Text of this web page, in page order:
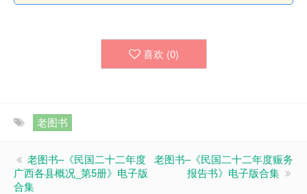
喜欢 (0)
老图书
老图书–《民国二十二年度
广西各县概况_第5册》电子版
合集
老图书–《民国二十二年度赈务
报告书》电子版合集